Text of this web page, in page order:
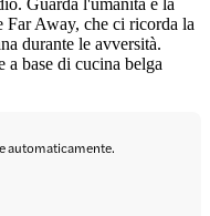
Far Away, che ci ricorda la
durante le avversità.
a base di cucina belga
automaticamente.